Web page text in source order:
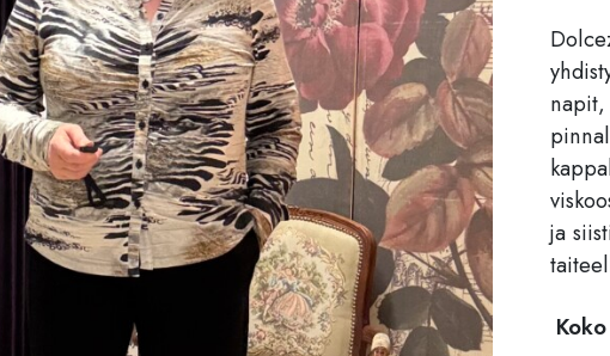
ja
Koko